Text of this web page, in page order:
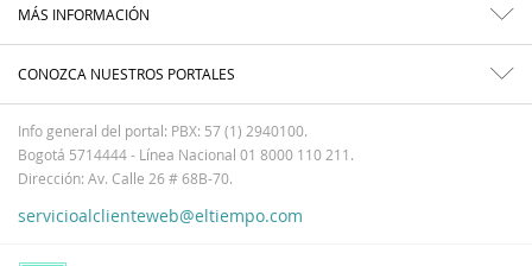
MÁS INFORMACIÓN
CONOZCA NUESTROS PORTALES
Info general del portal: PBX: 57 (1) 2940100.
Bogotá 5714444 - Línea Nacional 01 8000 110 211.
Dirección: Av. Calle 26 # 68B-70.
servicioalclienteweb@eltiempo.com